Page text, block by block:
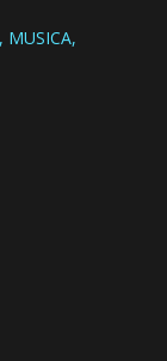
MUSICA